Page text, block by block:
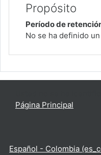
Propósito
Período de
No se ha definido
Página Principal
Español - Colombia